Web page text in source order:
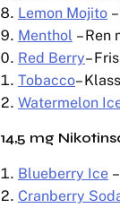
Lemon Mojito
Menthol –
Red Berry–
Tobacco–
Watermelon
14,5 mg
Blueberry Ice
Cranberry